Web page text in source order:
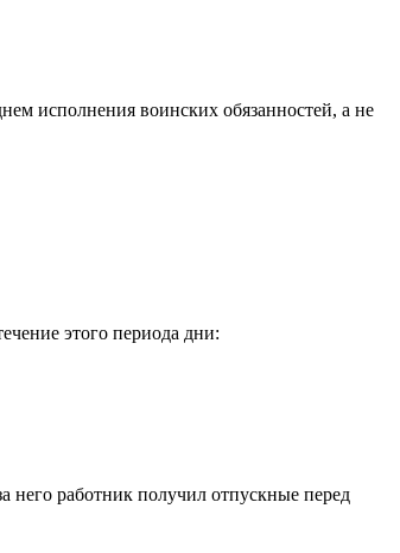
исполнения воинских обязанностей, а не
этого периода дни:
него работник получил отпускные перед